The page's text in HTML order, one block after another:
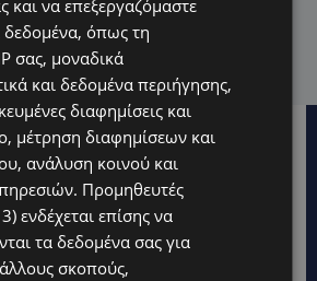
Χειροπέδες και στη σύζυγο
Φέρεται να παραπλάνησε την
και να επεξεργαζόμαστε
όπως τη
σας, μοναδικά
και δεδομένα περιήγησης,
διαφημίσεις και
μέτρηση διαφημίσεων και
ανάλυση κοινού και
Προμηθευτές
ενδέχεται επίσης να
τα δεδομένα σας για
σκοπούς,